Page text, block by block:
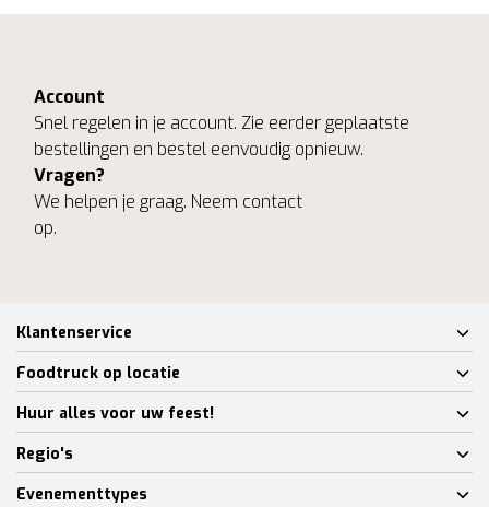
Account
Snel regelen in je account. Zie eerder geplaatste
bestellingen en bestel eenvoudig opnieuw.
Vragen?
We helpen je graag. Neem contact
op.
Klantenservice
Foodtruck op locatie
Huur alles voor uw feest!
Regio's
Evenementtypes